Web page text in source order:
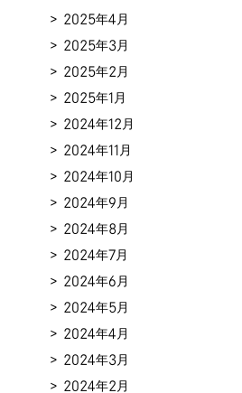
2025年4月
2025年3月
2025年2月
2025年1月
2024年12月
2024年11月
2024年10月
2024年9月
2024年8月
2024年7月
2024年6月
2024年5月
2024年4月
2024年3月
2024年2月